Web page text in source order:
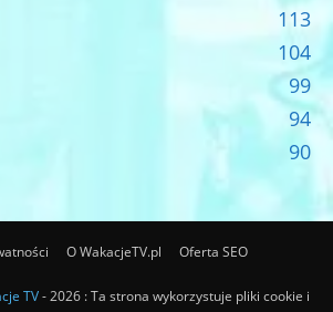
113
104
99
94
90
O WakacjeTV.pl Oferta SEO
TV- 2026 : Ta strona wykorzystuje pliki cookie i